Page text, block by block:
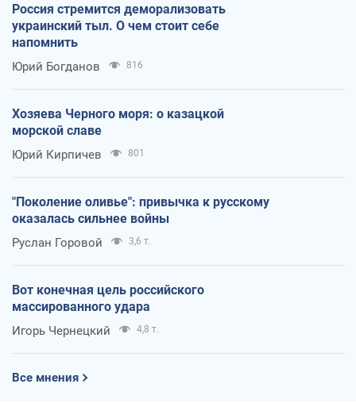
Россия стремится деморализовать
украинский тыл. О чем стоит себе
напомнить
Юрий Богданов 816
Хозяева Черного моря: о казацкой
морской славе
Юрий Кирпичев 801
"Поколение оливье": привычка к русскому
оказалась сильнее войны
Руслан Горовой 3,6 т.
Вот конечная цель российского
массированного удара
Игорь Чернецкий 4,8 т.
Все мнения